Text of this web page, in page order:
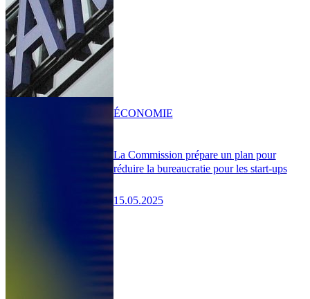
La Commission prépare un plan pour
réduire la bureaucratie pour les start-ups
15.05.2025
ÉCONOMIE